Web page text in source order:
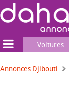
Voitures
Annonces Djibouti